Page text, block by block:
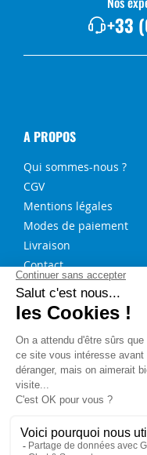
+33
A PROPOS
Qui sommes-nous ?
CGV
Mentions légales
Modes de paiement
Livraison
Contact
NOS SERVICES
FAQ
Blog
Aide au choix
Service de montage
Besoin d'aide ?